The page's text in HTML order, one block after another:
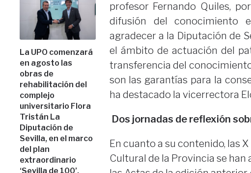
La UPO comenzará
en agosto las
obras de
rehabilitación del
complejo
universitario Flora
Tristán La
Diputación de
Sevilla, en el marco
del plan
extraordinario
‘Sevilla de 100’,
profesor Fernando Quiles,
difusión del conocimiento
agradecer a la Diputación de
el ámbito de actuación del
transferencia del
son las garantías para la
ha destacado la vicerrectora
Dos jornadas de reflexión
En cuanto a su contenido, las
Cultural de la Provincia se